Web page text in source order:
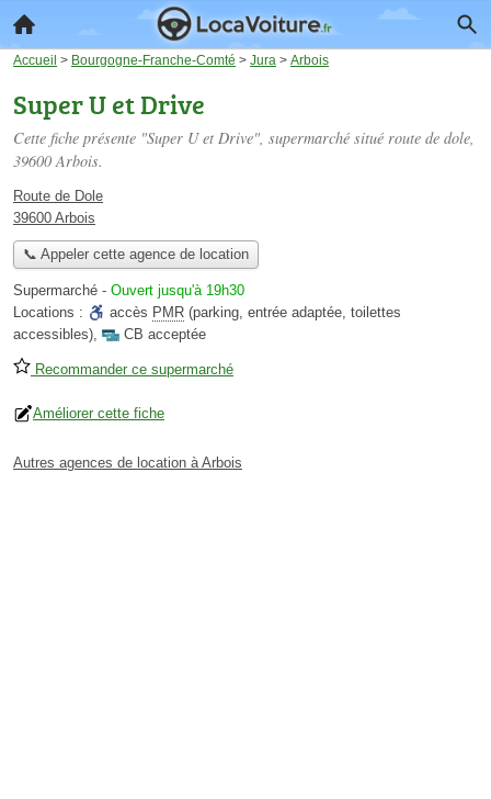
Accueil > Bourgogne-Franche-Comté > Jura > Arbois
Super U et Drive
Cette fiche présente "Super U et Drive", supermarché situé route de dole,
39600 Arbois.
Route de Dole
39600 Arbois
📞 Appeler cette agence de location
Supermarché - Ouvert jusqu'à 19h30
Locations :
accès PMR (parking, entrée adaptée, toilettes
accessibles), CB acceptée
Recommander ce supermarché
Améliorer cette fiche
Autres agences de location à Arbois